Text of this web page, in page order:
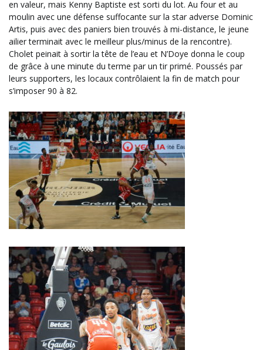
en valeur, mais Kenny Baptiste est sorti du lot. Au four et au
moulin avec une défense suffocante sur la star adverse Dominic
Artis, puis avec des paniers bien trouvés à mi-distance, le jeune
ailier terminait avec le meilleur plus/minus de la rencontre).
Cholet peinait à sortir la tête de l’eau et N’Doye donna le coup
de grâce à une minute du terme par un tir primé. Poussés par
leurs supporters, les locaux contrôlaient la fin de match pour
s’imposer 90 à 82.